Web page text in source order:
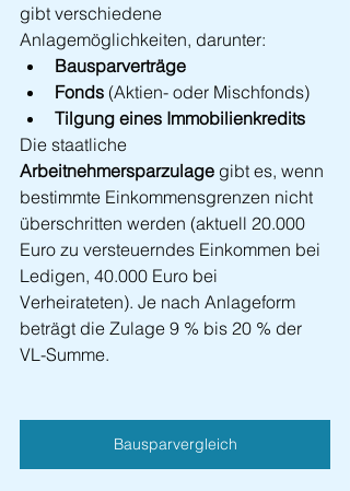
gibt verschiedene
Anlagemöglichkeiten, darunter:
Bausparverträge
Fonds (Aktien- oder Mischfonds)
Tilgung eines Immobilienkredits
Die staatliche
Arbeitnehmersparzulage gibt es, wenn
bestimmte Einkommensgrenzen nicht
überschritten werden (aktuell 20.000
Euro zu versteuerndes Einkommen bei
Ledigen, 40.000 Euro bei
Verheirateten). Je nach Anlageform
beträgt die Zulage 9 % bis 20 % der
VL-Summe.
Bausparvergleich